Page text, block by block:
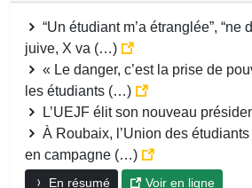
“Un étudiant m’a étranglée”, “ne
juive, X va (…)
« Le danger, c’est la prise de
les étudiants (…)
L’UEJF élit son nouveau
À Roubaix, l’Union des
en campagne (…)
En résumé Voir en ligne